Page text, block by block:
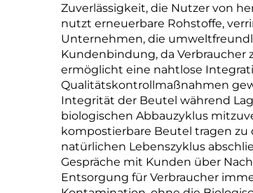
Zuverlässigkeit, die Nutzer von
nutzt erneuerbare Rohstoffe,
Unternehmen, die
Kundenbindung, da Verbraucher
ermöglicht eine nahtlose
Qualitätskontrollmaßnahmen
Integrität der Beutel während
biologischen Abbauzyklus
kompostierbare Beutel tragen zu
natürlichen Lebenszyklus
Gespräche mit Kunden über
Entsorgung für Verbraucher